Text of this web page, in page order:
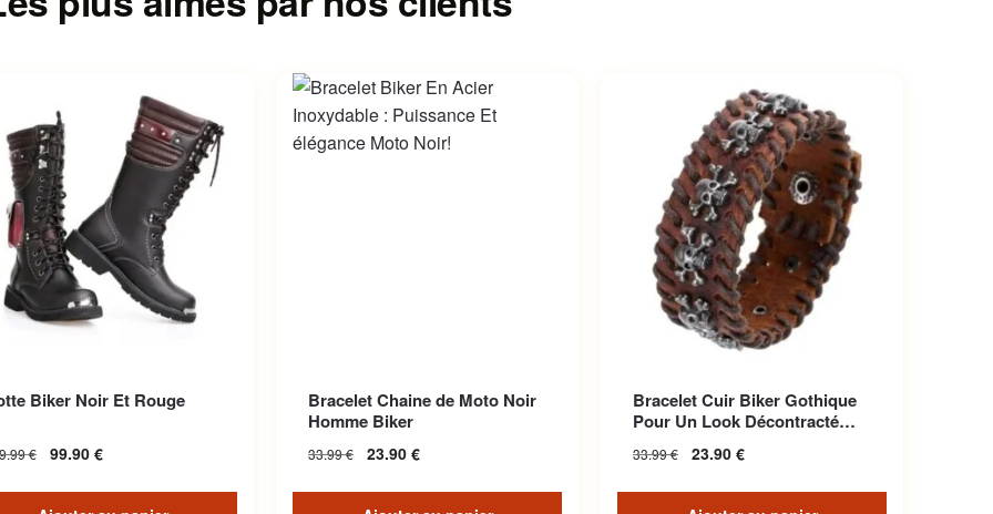
Biker Noir Et Rouge
€ 99.90 €
Bracelet Chaine de Moto Noir
Homme Biker
33.99€ 23.90 €
Bracelet Cuir Biker Gothique
Pour Un Look Décontracté
33.99€ 23.90 €